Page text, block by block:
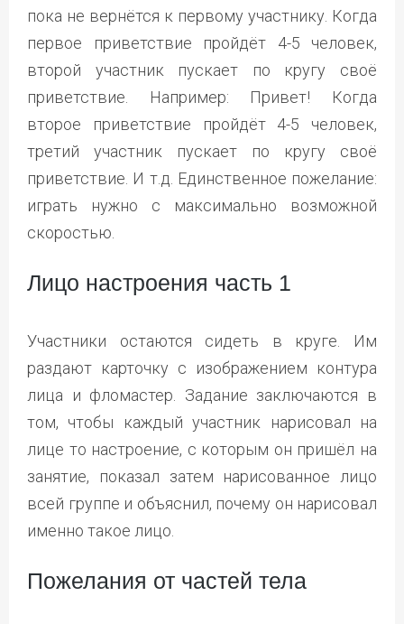
пока не вернётся к первому участнику. Когда
первое приветствие пройдёт 4-5 человек,
второй участник пускает по кругу своё
приветствие. Например: Привет! Когда
второе приветствие пройдёт 4-5 человек,
третий участник пускает по кругу своё
приветствие. И т.д. Единственное пожелание:
играть нужно с максимально возможной
скоростью.
Лицо настроения часть 1
Участники остаются сидеть в круге. Им
раздают карточку с изображением контура
лица и фломастер. Задание заключаются в
том, чтобы каждый участник нарисовал на
лице то настроение, с которым он пришёл на
занятие, показал затем нарисованное лицо
всей группе и объяснил, почему он нарисовал
именно такое лицо.
Пожелания от частей тела